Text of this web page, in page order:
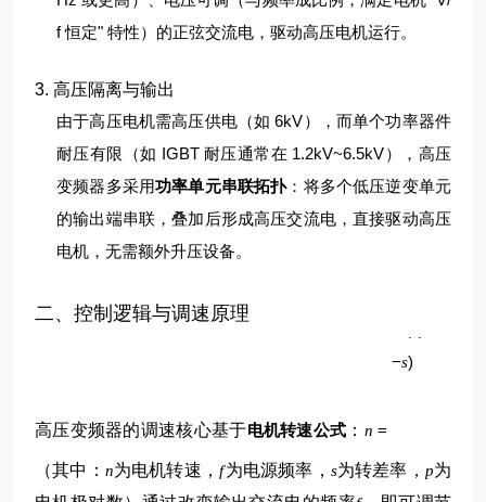
f 恒定" 特性）的正弦交流电，驱动高压电机运行。
3. 高压隔离与输出
由于高压电机需高压供电（如 6kV），而单个功率器件
耐压有限（如 IGBT 耐压通常在 1.2kV~6.5kV），高压
变频器多采用功率单元串联拓扑：将多个低压逆变单元
的输出端串联，叠加后形成高压交流电，直接驱动高压
电机，无需额外升压设备。
二、控制逻辑与调速原理
高压变频器的调速核心基于电机转速公式 ： n =
−s)
（其中： n为电机转速， f为电源频率， s为转差率， p为